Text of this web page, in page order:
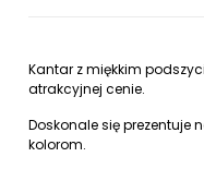
Kantar z miękkim
atrakcyjnej cenie.
Doskonale się prezentuje
kolorom.